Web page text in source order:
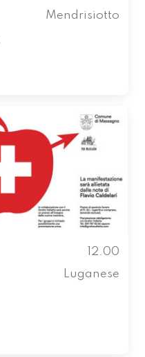
Mendrisiotto
12.00
Luganese